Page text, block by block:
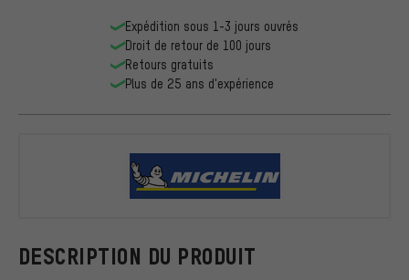
DESCRIPTION DU PRODUIT
Expédition sous 1-3 jours ouvrés
Droit de retour de 100 jours
Retours gratuits
Plus de 25 ans d'expérience